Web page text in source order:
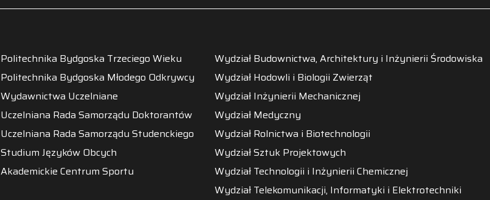
Politechnika Bydgoska Trzeciego Wieku
Politechnika Bydgoska Młodego Odkrywcy
Wydawnictwa Uczelniane
Uczelniana Rada Samorządu Doktorantów
Uczelniana Rada Samorządu Studenckiego
Studium Języków Obcych
Akademickie Centrum Sportu
Wydział Budownictwa, Architektury i Inżynierii Środowiska
Wydział Hodowli i Biologii Zwierząt
Wydział Inżynierii Mechanicznej
Wydział Medyczny
Wydział Rolnictwa i Biotechnologii
Wydział Sztuk Projektowych
Wydział Technologii i Inżynierii Chemicznej
Wydział Telekomunikacji, Informatyki i Elektrotechniki